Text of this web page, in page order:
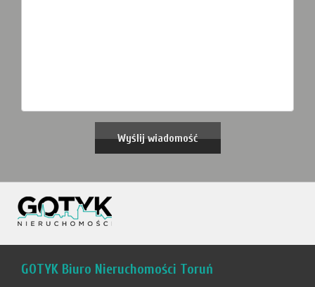
GOTYK Biuro Nieruchomości Toruń